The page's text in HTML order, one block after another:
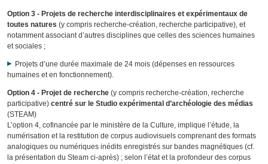
Option 3 - Projets de recherche interdisciplinaires et expérimentaux de
toutes natures (y compris recherche-création, recherche participative), et
notamment associant d’autres disciplines que celles des sciences humaines
et sociales ;
Projets d’une durée maximale de 24 mois (dépenses en ressources
humaines et en fonctionnement).
Option 4 - Projet de recherche (y compris recherche-création, recherche
participative) centré sur le Studio expérimental d’archéologie des médias
(STEAM)
L’option 4, cofinancée par le ministère de la Culture, implique l’étude, la
numérisation et la restitution de corpus audiovisuels comprenant des formats
analogiques ou numériques inédits enregistrés sur bandes magnétiques (cf.
la présentation du Steam ci-après) ; selon l’état et la profondeur des corpus